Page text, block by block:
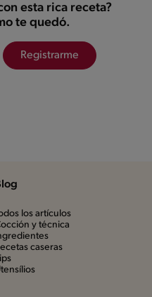
esta rica receta?
te quedó.
Registrarme
los artículos
y técnica
caseras